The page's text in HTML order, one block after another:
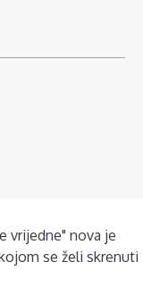
vrijedne" nova je
se želi skrenuti